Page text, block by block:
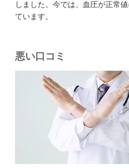
しました。今では、血圧が正常
ています。
悪い口コミ